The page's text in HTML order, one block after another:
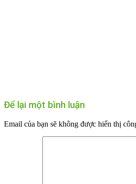
Để lại một bình luận
Email của bạn sẽ không được hiển thị